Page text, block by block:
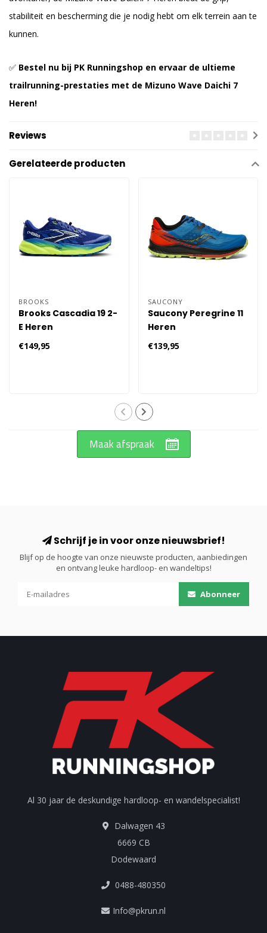
stabiliteit en bescherming die je nodig hebt om elk terrein aan te
kunnen.
✅ Bestel nu bij PK Runningshop en ervaar de ultieme
trailrunning-prestaties met de Mizuno Wave Daichi 7
Heren!
Reviews
Gerelateerde producten
BROOKS
Brooks Cascadia 19 2-
E Heren
€149,95
SAUCONY
Saucony Peregrine 11
Heren
€139,95
Maak afspraak
Schrijf je in voor onze nieuwsbrief!
Blijf op de hoogte van onze nieuwste producten, aanbiedingen
en ontvang leuke hardloop- en wandeltips!
Abonneer
Al 30 jaar de deskundige hardloop- en wandelspecialist!
Dalwagen 43
6669 CB
Dodewaard
0488-480350
Info@pkrun.nl